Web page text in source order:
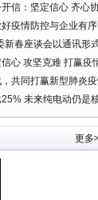
信：坚定信心 齐心
阻击战
疫情防控与企业有
新春座谈会以通讯形
心 攻坚克难 打赢疫
共同打赢新型肺炎
未来纯电动仍是
更多